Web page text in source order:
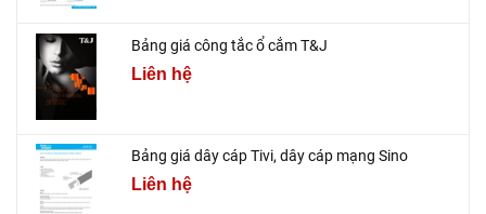
Bảng giá công tắc ổ cắm T&J
Liên hệ
Bảng giá dây cáp Tivi, dây cáp mạng Sino
Liên hệ